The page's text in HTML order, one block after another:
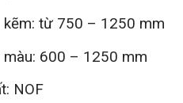
kẽm: từ 750 – 1250 mm
màu: 600 – 1250 mm
NOF